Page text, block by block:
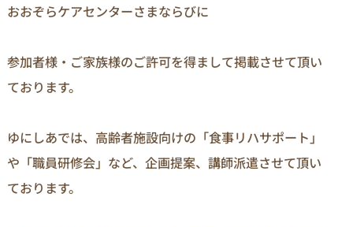
おおぞらケアセンターさまならびに
参加者様・ご家族様のご許可を得まして掲載させて頂い
ております。
ゆにしあでは、高齢者施設向けの「食事リハサポート」
や「職員研修会」など、企画提案、講師派遣させて頂い
ております。